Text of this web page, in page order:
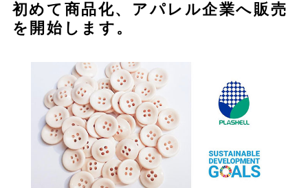
初めて商品化、アパレル企業へ販売
を開始します。